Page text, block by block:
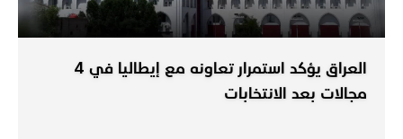
العراق يؤكد استمرار تعاونه مع إيطاليا في 4
مجالات بعد الانتخابات